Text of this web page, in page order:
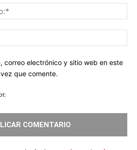
correo electrónico y sitio web en este
que comente.